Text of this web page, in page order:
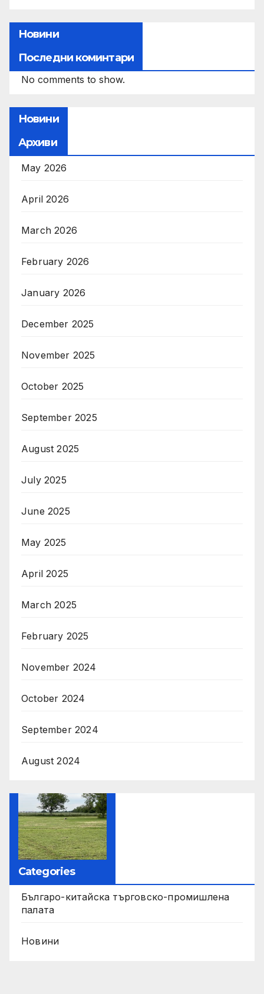
Новини
Последни коминтари
No comments to show.
Новини
Архиви
May 2026
April 2026
March 2026
February 2026
January 2026
December 2025
November 2025
October 2025
September 2025
August 2025
July 2025
June 2025
May 2025
April 2025
March 2025
February 2025
November 2024
October 2024
September 2024
August 2024
Categories
Българо-китайска търговско-промишлена
палата
Новини